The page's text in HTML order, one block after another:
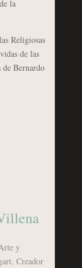
la
Religiosas
de las
Bernardo
y
Creador